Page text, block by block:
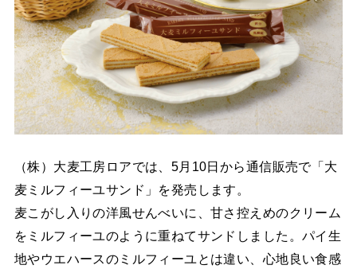
（株）大麦工房ロアでは、5月10日から通信販売で「大
麦ミルフィーユサンド」を発売します。
麦こがし入りの洋風せんべいに、甘さ控えめのクリーム
をミルフィーユのように重ねてサンドしました。パイ生
地やウエハースのミルフィーユとは違い、心地良い食感